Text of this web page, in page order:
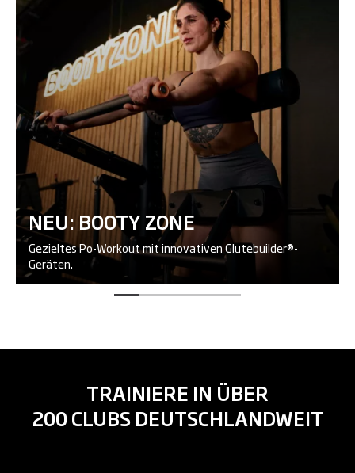
NEU: BOOTY ZONE
Gezieltes Po-Workout mit innovativen Glutebuilder®-
Geräten.
TRAINIERE IN ÜBER
200 CLUBS DEUTSCHLANDWEIT